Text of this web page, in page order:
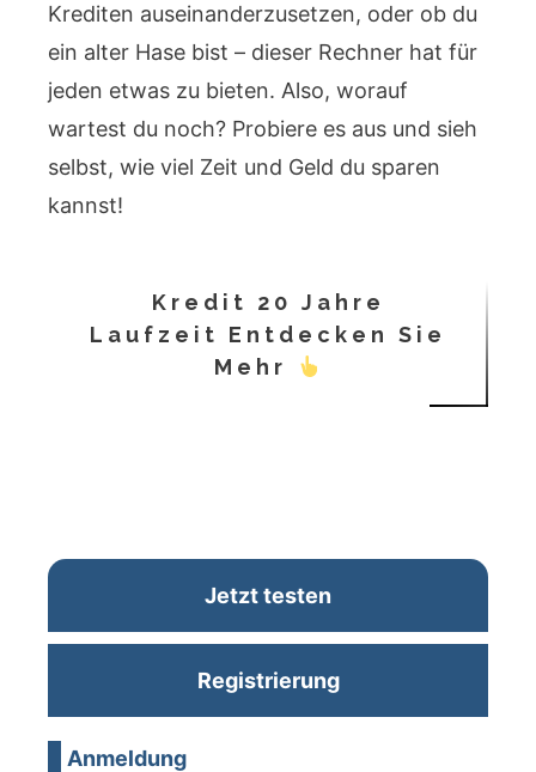
Krediten auseinanderzusetzen, oder ob du
ein alter Hase bist – dieser Rechner hat für
jeden etwas zu bieten. Also, worauf
wartest du noch? Probiere es aus und sieh
selbst, wie viel Zeit und Geld du sparen
kannst!
Kredit 20 Jahre
Laufzeit Entdecken Sie
Mehr
Jetzt testen
Registrierung
Anmeldung